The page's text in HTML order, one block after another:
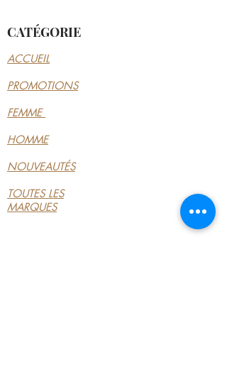
CATÉGORIE
ACCUEIL
PROMOTIONS
FEMME
HOMME
NOUVEAUTÉS
TOUTES LES
MARQUES